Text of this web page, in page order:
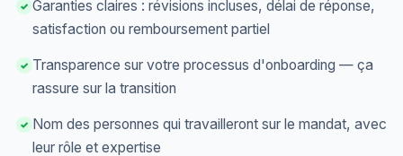
✓ Garanties claires : révisions incluses, délai de réponse,
satisfaction ou remboursement partiel
✓ Transparence sur votre processus d'onboarding — ça
rassure sur la transition
✓ Nom des personnes qui travailleront sur le mandat, avec
leur rôle et expertise